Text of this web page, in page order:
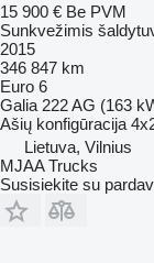
15 900 € Be PVM
Sunkvežimis
2015
346 847 km
Euro 6
Galia 222 AG (163
Ašių konfigūracija
Lietuva, Vilnius
MJAA Trucks
Susisiekite su